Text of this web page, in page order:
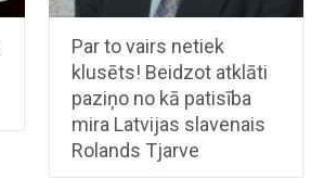
Par to vairs netiek
klusēts! Beidzot atklāti
paziņo no kā patisība
mira Latvijas slavenais
Rolands Tjarve